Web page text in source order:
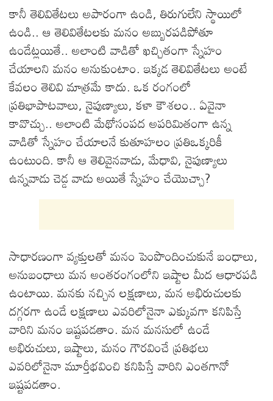
కానీ తెలివితేటలు అపారంగా ఉండి, తిరుగులేని స్థాయిలో
ఉండి.. ఆ తెలివితేటలకు మనం అబ్బురపడిపోతూ
ఉండేట్లయితే.. అలాంటి వాడితో ఖచ్చితంగా స్నేహం
చేయాలని మనం అనుకుంటాం. ఇక్కడ తెలివితేటలు అంటే
కేవలం తెలివి మాత్రమే కాదు. ఒక రంగంలో
ప్రతిభాపాటవాలు, నైపుణ్యాలు, కళా కౌశలం.. ఏవైనా
కావొచ్చు.. అలాంటి మేథోసంపద అపరిమితంగా ఉన్న
వాడితో స్నేహం చేయాలనే కుతూహలం ప్రతిఒక్కరికీ
ఉంటుంది. కానీ ఆ తెలివైనవాడు, మేధావి, నైపుణ్యాలు
ఉన్నవాడు చెడ్డ వాడు అయితే స్నేహం చేయొచ్చా?
సాధారణంగా వ్యక్తులతో మనం పెంపొందించుకునే బంధాలు,
అనుబంధాలు మన అంతరంగంలోని ఇష్టాల మీద ఆధారపడి
ఉంటాయి. మనకు నచ్చిన లక్షణాలు, మన అభిరుచులకు
దగ్గరగా ఉండే లక్షణాలు ఎవరిలోనైనా ఎక్కువగా కనిపిస్తే
వారిని మనం ఇష్టపడతాం. మన మనసులో ఉండే
అభిరుచులు, ఇష్టాలు, మనం గౌరవించే ప్రతిభలు
ఎవరిలోనైనా మూర్తీభవించి కనిపిస్తే వారిని ఎంతగానో
ఇష్టపడతాం.